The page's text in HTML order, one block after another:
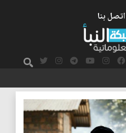
اتصل بنا
افريقيا الوسطى